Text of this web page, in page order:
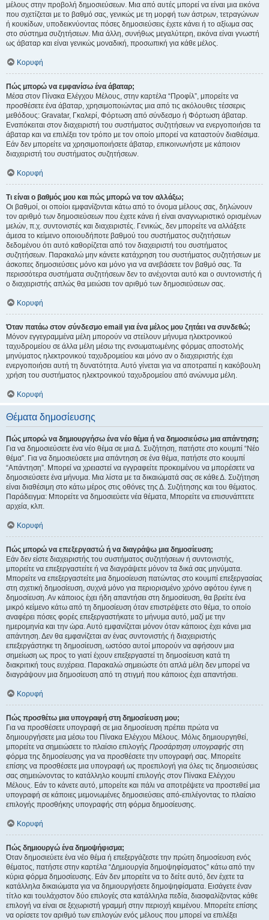
μέλους στην προβολή δημοσιεύσεων. Μια από αυτές μπορεί να είναι μια εικόνα
που σχετίζεται με το βαθμό σας, γενικώς με τη μορφή των άστρων, τετραγώνων
ή κουκίδων, υποδεικνύοντας πόσες δημοσιεύσεις έχετε κάνει ή το αξίωμα σας
στο σύστημα συζητήσεων. Μια άλλη, συνήθως μεγαλύτερη, εικόνα είναι γνωστή
ως άβαταρ και είναι γενικώς μοναδική, προσωπική για κάθε μέλος.
Κορυφή
Πώς μπορώ να εμφανίσω ένα άβαταρ;
Μέσα στον Πίνακα Ελέγχου Μέλους, στην καρτέλα “Προφίλ”, μπορείτε να
προσθέσετε ένα άβαταρ, χρησιμοποιώντας μια από τις ακόλουθες τέσσερις
μεθόδους: Gravatar, Γκαλερί, Φόρτωση από σύνδεσμο ή Φόρτωση άβαταρ.
Εναπόκειται στον διαχειριστή του συστήματος συζητήσεων να ενεργοποιήσει τα
άβαταρ και να επιλέξει τον τρόπο με τον οποίο μπορεί να καταστούν διαθέσιμα.
Εάν δεν μπορείτε να χρησιμοποιήσετε άβαταρ, επικοινωνήστε με κάποιον
διαχειριστή του συστήματος συζητήσεων.
Κορυφή
Τι είναι ο βαθμός μου και πώς μπορώ να τον αλλάξω;
Οι βαθμοί, οι οποίοι εμφανίζονται κάτω από το όνομα μέλους σας, δηλώνουν
τον αριθμό των δημοσιεύσεων που έχετε κάνει ή είναι αναγνωριστικό ορισμένων
μελών, π.χ. συντονιστές και διαχειριστές. Γενικώς, δεν μπορείτε να αλλάξετε
άμεσα το κείμενο οποιουδήποτε βαθμού του συστήματος συζητήσεων
δεδομένου ότι αυτό καθορίζεται από τον διαχειριστή του συστήματος
συζητήσεων. Παρακαλώ μην κάνετε κατάχρηση του συστήματος συζητήσεων με
άσκοπες δημοσιεύσεις μόνο και μόνο για να ανεβάσετε τον βαθμό σας. Τα
περισσότερα συστήματα συζητήσεων δεν το ανέχονται αυτό και ο συντονιστής ή
ο διαχειριστής απλώς θα μειώσει τον αριθμό των δημοσιεύσεων σας.
Κορυφή
Όταν πατάω στον σύνδεσμο email για ένα μέλος μου ζητάει να συνδεθώ;
Μόνον εγγεγραμμένα μέλη μπορούν να στείλουν μήνυμα ηλεκτρονικού
ταχυδρομείου σε άλλα μέλη μέσω της ενσωματωμένης φόρμας αποστολής
μηνύματος ηλεκτρονικού ταχυδρομείου και μόνο αν ο διαχειριστής έχει
ενεργοποιήσει αυτή τη δυνατότητα. Αυτό γίνεται για να αποτραπεί η κακόβουλη
χρήση του συστήματος ηλεκτρονικού ταχυδρομείου από ανώνυμα μέλη.
Κορυφή
Θέματα δημοσίευσης
Πώς μπορώ να δημιουργήσω ένα νέο θέμα ή να δημοσιεύσω μια απάντηση;
Για να δημοσιεύσετε ένα νέο θέμα σε μια Δ. Συζήτηση, πατήστε στο κουμπί “Νέο
θέμα”. Για να δημοσιεύσετε μια απάντηση σε ένα θέμα, πατήστε στο κουμπί
“Απάντηση”. Μπορεί να χρειαστεί να εγγραφείτε προκειμένου να μπορέσετε να
δημοσιεύσετε ένα μήνυμα. Μια λίστα με τα δικαιώματά σας σε κάθε Δ. Συζήτηση
είναι διαθέσιμη στο κάτω μέρος στις οθόνες της Δ. Συζήτησης και του θέματος.
Παράδειγμα: Μπορείτε να δημοσιεύετε νέα θέματα, Μπορείτε να επισυνάπτετε
αρχεία, κλπ.
Κορυφή
Πώς μπορώ να επεξεργαστώ ή να διαγράψω μια δημοσίευση;
Εάν δεν είστε διαχειριστής του συστήματος συζητήσεων ή συντονιστής,
μπορείτε να επεξεργαστείτε ή να διαγράψετε μόνον τα δικά σας μηνύματα.
Μπορείτε να επεξεργαστείτε μια δημοσίευση πατώντας στο κουμπί επεξεργασίας
στη σχετική δημοσίευση, συχνά μόνο για περιορισμένο χρόνο αφότου έγινε η
δημοσίευση. Αν κάποιος έχει ήδη απαντήσει στη δημοσίευση, θα βρείτε ένα
μικρό κείμενο κάτω από τη δημοσίευση όταν επιστρέψετε στο θέμα, το οποίο
αναφέρει πόσες φορές επεξεργαστήκατε το μήνυμα αυτό, μαζί με την
ημερομηνία και την ώρα. Αυτό εμφανίζεται μόνον όταν κάποιος έχει κάνει μια
απάντηση. Δεν θα εμφανίζεται αν ένας συντονιστής ή διαχειριστής
επεξεργάστηκε τη δημοσίευση, ωστόσο αυτοί μπορούν να αφήσουν μια
σημείωση ως προς το γιατί έχουν επεξεργαστεί τη δημοσίευση κατά τη
διακριτική τους ευχέρεια. Παρακαλώ σημειώστε ότι απλά μέλη δεν μπορεί να
διαγράψουν μια δημοσίευση από τη στιγμή που κάποιος έχει απαντήσει.
Κορυφή
Πώς προσθέτω μια υπογραφή στη δημοσίευση μου;
Για να προσθέσετε υπογραφή σε μια δημοσίευση πρέπει πρώτα να
δημιουργήσετε μια μέσω του Πίνακα Ελέγχου Μέλους. Μόλις δημιουργηθεί,
μπορείτε να σημειώσετε το πλαίσιο επιλογής Προσάρτηση υπογραφής στη
φόρμα της δημοσίευσης για να προσθέσετε την υπογραφή σας. Μπορείτε
επίσης να προσθέσετε μια υπογραφή ως προεπιλογή για όλες τις δημοσιεύσεις
σας σημειώνοντας το κατάλληλο κουμπί επιλογής στον Πίνακα Ελέγχου
Μέλους. Εάν το κάνετε αυτό, μπορείτε και πάλι να αποτρέψετε να προστεθεί μια
υπογραφή σε κάποιες μεμονωμένες δημοσιεύσεις από-επιλέγοντας το πλαίσιο
επιλογής προσθήκης υπογραφής στη φόρμα δημοσίευσης.
Κορυφή
Πώς δημιουργώ ένα δημοψήφισμα;
Όταν δημοσιεύετε ένα νέο θέμα ή επεξεργάζεστε την πρώτη δημοσίευση ενός
θέματος, πατήστε στην καρτέλα “Δημιουργία δημοψηφίσματος” κάτω από την
κύρια φόρμα δημοσίευσης. Εάν δεν μπορείτε να το δείτε αυτό, δεν έχετε τα
κατάλληλα δικαιώματα για να δημιουργήσετε δημοψηφίσματα. Εισάγετε έναν
τίτλο και τουλάχιστον δύο επιλογές στα κατάλληλα πεδία, διασφαλίζοντας κάθε
επιλογή να είναι σε ξεχωριστή γραμμή στην περιοχή κειμένου. Μπορείτε επίσης
να ορίσετε τον αριθμό των επιλογών ενός μέλους που μπορεί να επιλέξει